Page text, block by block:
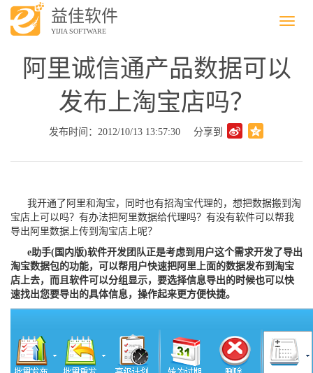
Menu
益佳软件
YIJIA SOFTWARE
阿里诚信通产品数据可以
发布上淘宝店吗？
发布时间：2012/10/13 13:57:30 分享到
我开通了阿里和淘宝，同时也有招淘宝代理的，想把数据搬到淘
宝店上可以吗？有办法把阿里数据给代理吗？有没有软件可以帮我
导出阿里数据上传到淘宝店上呢？
e助手(国内版)软件开发团队正是考虑到用户这个需求开发了导出
淘宝数据包的功能，可以帮用户快速把阿里上面的数据发布到淘宝
店上去，而且软件可以分组显示，要选择信息导出的时候也可以快
速找出您要导出的具体信息，操作起来更方便快捷。